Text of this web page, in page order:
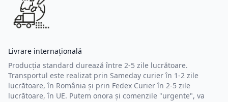
Livrare internațională
Producția standard durează între 2-5 zile lucrătoare.
Transportul este realizat prin Sameday curier în 1-2 zile
lucrătoare, în România și prin Fedex Curier în 2-5 zile
lucrătoare, în UE. Putem onora și comenzile "urgente", va